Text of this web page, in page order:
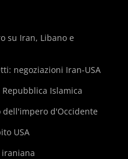
su Iran, Libano e
negoziazioni Iran-USA
Islamica
dell'impero d'Occidente
USA
iraniana